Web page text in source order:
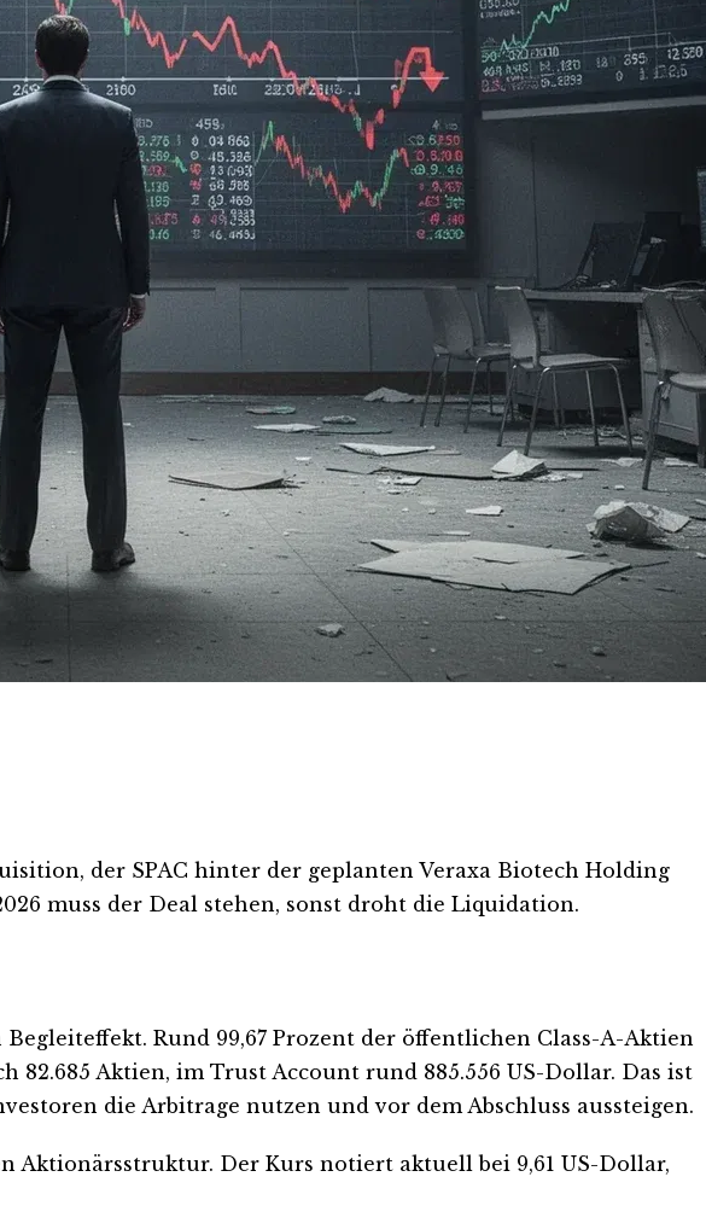
der SPAC hinter der geplanten Veraxa Biotech Holding
muss der Deal stehen, sonst droht die Liquidation.
Rund 99,67 Prozent der öffentlichen Class-A-Aktien
Aktien, im Trust Account rund 885.556 US-Dollar. Das ist
die Arbitrage nutzen und vor dem Abschluss aussteigen.
Der Kurs notiert aktuell bei 9,61 US-Dollar,